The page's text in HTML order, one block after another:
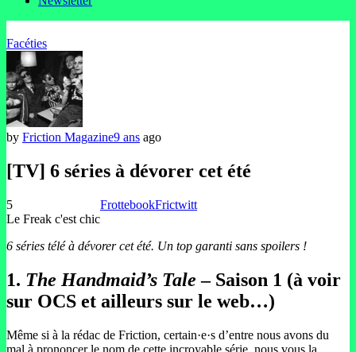
Facéties
by Friction Magazine9 ans ago
[TV] 6 séries à dévorer cet été
5
Le Freak c'est chic
FrottebookFrictwitt
6 séries télé à dévorer cet été. Un top garanti sans spoilers !
1. The Handmaid’s Tale – Saison 1 (à voir
sur OCS et ailleurs sur le web…)
Même si à la rédac de Friction, certain·e·s d’entre nous avons du
mal à prononcer le nom de cette incroyable série, nous vous la